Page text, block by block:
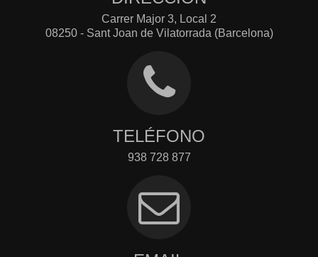
Carrer Major 3, Local 2
08250 - Sant Joan de Vilatorrada (Barcelona)
TELÉFONO
938 728 877